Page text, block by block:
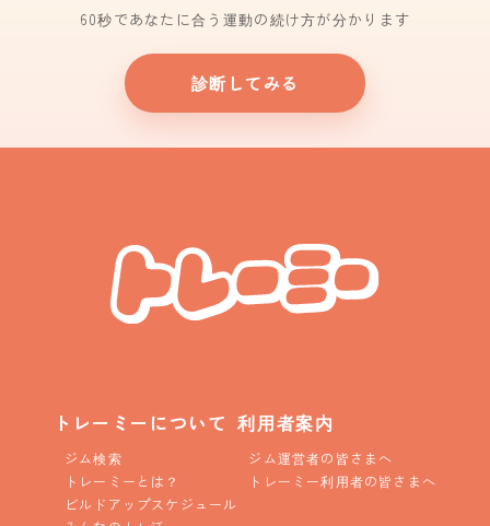
60秒であなたに合う運動の続け方が分かります
診断してみる
トレーミーについて
ジム検索
トレーミーとは？
ビルドアップスケジュール
利用者案内
ジム運営者の皆さまへ
トレーミー利用者の皆さまへ